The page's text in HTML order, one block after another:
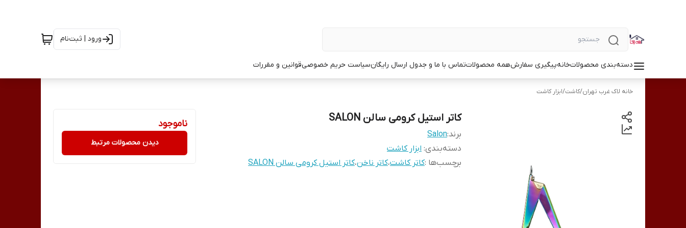
ورود | ثبت‌نام
دسته‌بندی محصولاتخانهپیگیری سفارشهمه محصولاتتماس با ما و جدول ارسال رایگانسیاست حریم خصوصیقوانین و مقررات
خانه لاک غرب تهران/کاشت/ابزار کاشت
کاتر استیل کرومی سالن SALON
برند:Salon
دسته‌بندی: ابزار کاشت
برچسب‌ها :کاتر کاشت،کاتر ناخن،کاتر استیل کرومی سالن SALON
ناموجود
دیدن محصولات مرتبط